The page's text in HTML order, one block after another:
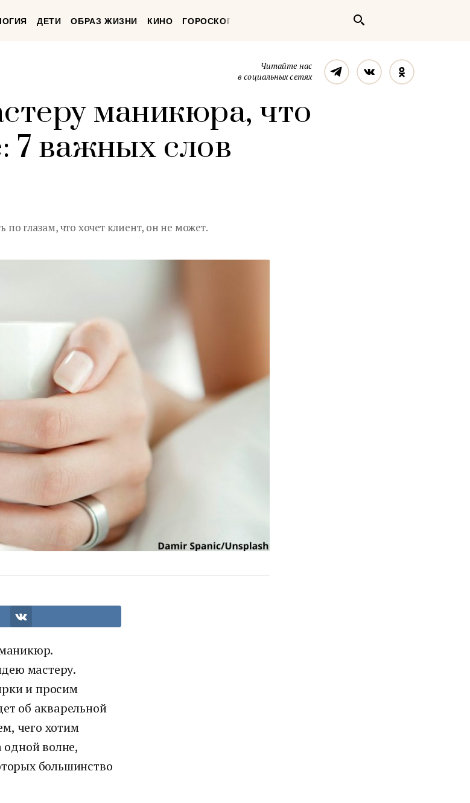
ДЕТИ ОБРАЗ ЖИЗНИ КИНО ГОРОСКОП
Читайте нас
в социальных сетях
ТелеграмВконтакте
маникюра, что
7 важных слов
глазам, что хочет клиент, он не может.
мастеру.
и просим
об акварельной
чего хотим
волне,
большинство